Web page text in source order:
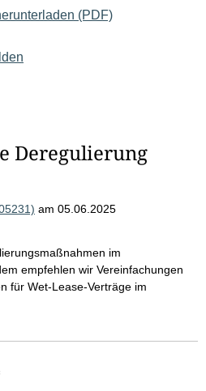
(PDF)
Deregulierung
am 05.06.2025
im
empfehlen wir Vereinfachungen
für Wet-Lease-Verträge im